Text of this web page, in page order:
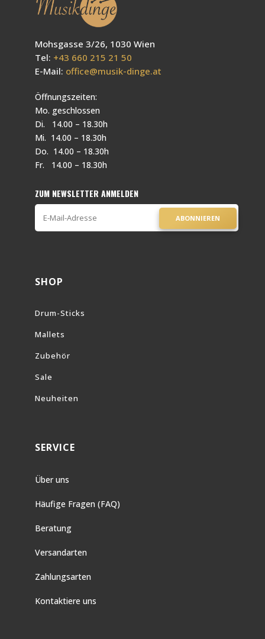
Mohsgasse 3/26, 1030 Wien
Tel: +43 660 215 21 50
E-Mail: office@musik-dinge.at
Öffnungszeiten:
Mo. geschlossen
Di. 14.00 – 18.30h
Mi. 14.00 – 18.30h
Do. 14.00 – 18.30h
Fr. 14.00 – 18.30h
ZUM NEWSLETTER ANMELDEN
ABONNIEREN
SHOP
Drum-Sticks
Mallets
Zubehör
Sale
Neuheiten
SERVICE
Über uns
Häufige Fragen (FAQ)
Beratung
Versandarten
Zahlungsarten
Kontaktiere uns